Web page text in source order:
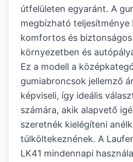
útfelületen egyaránt. A
megbízható teljesítménye
komfortos és
környezetben és
Ez a modell a
gumiabroncsok jellemző
képviseli, így ideális
számára, akik alapvető
szeretnék kielégíteni
túlköltekeznének. A
LK41 mindennapi